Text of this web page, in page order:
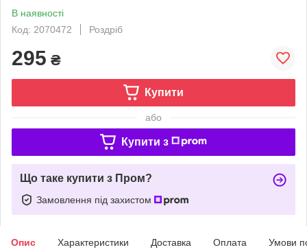
В наявності
Код: 2070472
Роздріб
295 ₴
Купити
або
Купити з
Що таке купити з Пром?
Замовлення під захистом
Опис Характеристики Доставка Оплата Умови